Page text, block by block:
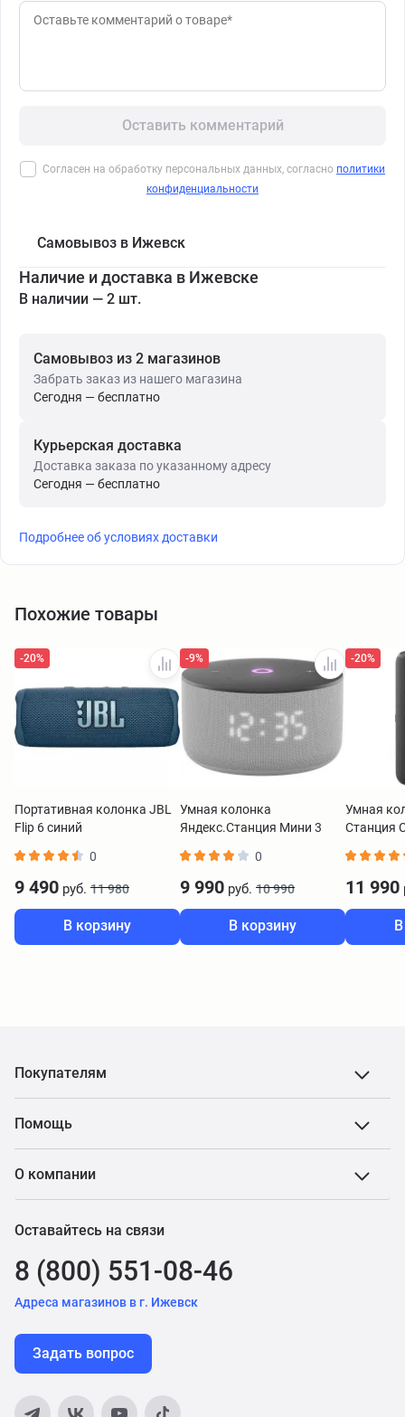
Оставить комментарий
Согласен на обработку персональных данных, согласно политики
конфиденциальности
Самовывоз в Ижевск
Наличие и доставка в Ижевске
В наличии — 2 шт.
Самовывоз из 2 магазинов
Забрать заказ из нашего магазина
Сегодня — бесплатно
Курьерская доставка
Доставка заказа по указанному адресу
Сегодня — бесплатно
Подробнее об условиях доставки
Похожие товары
-20%
Портативная колонка JBL
Flip 6 синий
0
9 490 руб. 11 980
В корзину
-9%
Умная колонка
Яндекс.Станция Мини 3
0
9 990 руб. 10 990
В корзину
-20%
Умная
Станция
11 990
Покупателям
Помощь
О компании
Оставайтесь на связи
8 (800) 551-08-46
Адреса магазинов в г. Ижевск
Задать вопрос